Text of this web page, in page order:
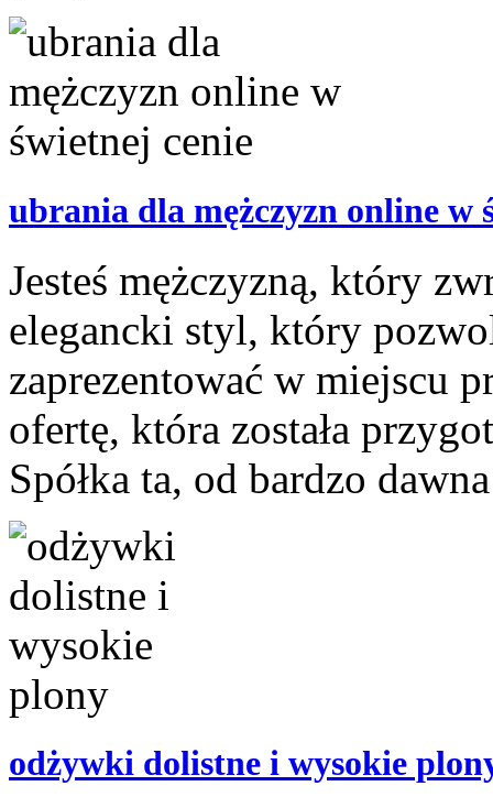
ubrania dla mężczyzn online w
Jesteś mężczyzną, który
elegancki styl, który
zaprezentować w miejscu
ofertę, która została
Spółka ta, od bardzo
odżywki dolistne i wysokie